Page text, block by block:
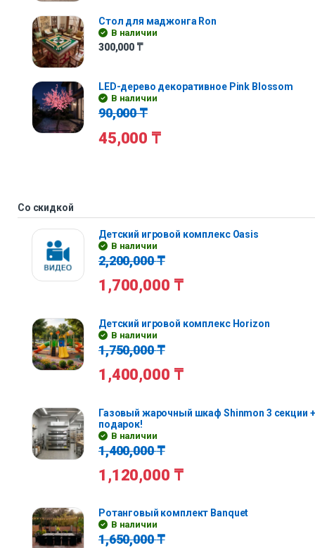
Стол для маджонга Ron
В наличии
300,000 ₸
LED-дерево декоративное Pink Blossom
В наличии
90,000₸
45,000 ₸
Со скидкой
Детский игровой комплекс Oasis
В наличии
2,200,000₸
1,700,000 ₸
Детский игровой комплекс Horizon
В наличии
1,750,000₸
1,400,000 ₸
Газовый жарочный шкаф Shinmon 3 секции
подарок!
В наличии
1,400,000₸
1,120,000 ₸
Ротанговый комплект Banquet
В наличии
1,650,000₸